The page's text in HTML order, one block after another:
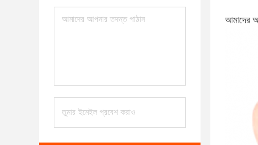
আমাদের